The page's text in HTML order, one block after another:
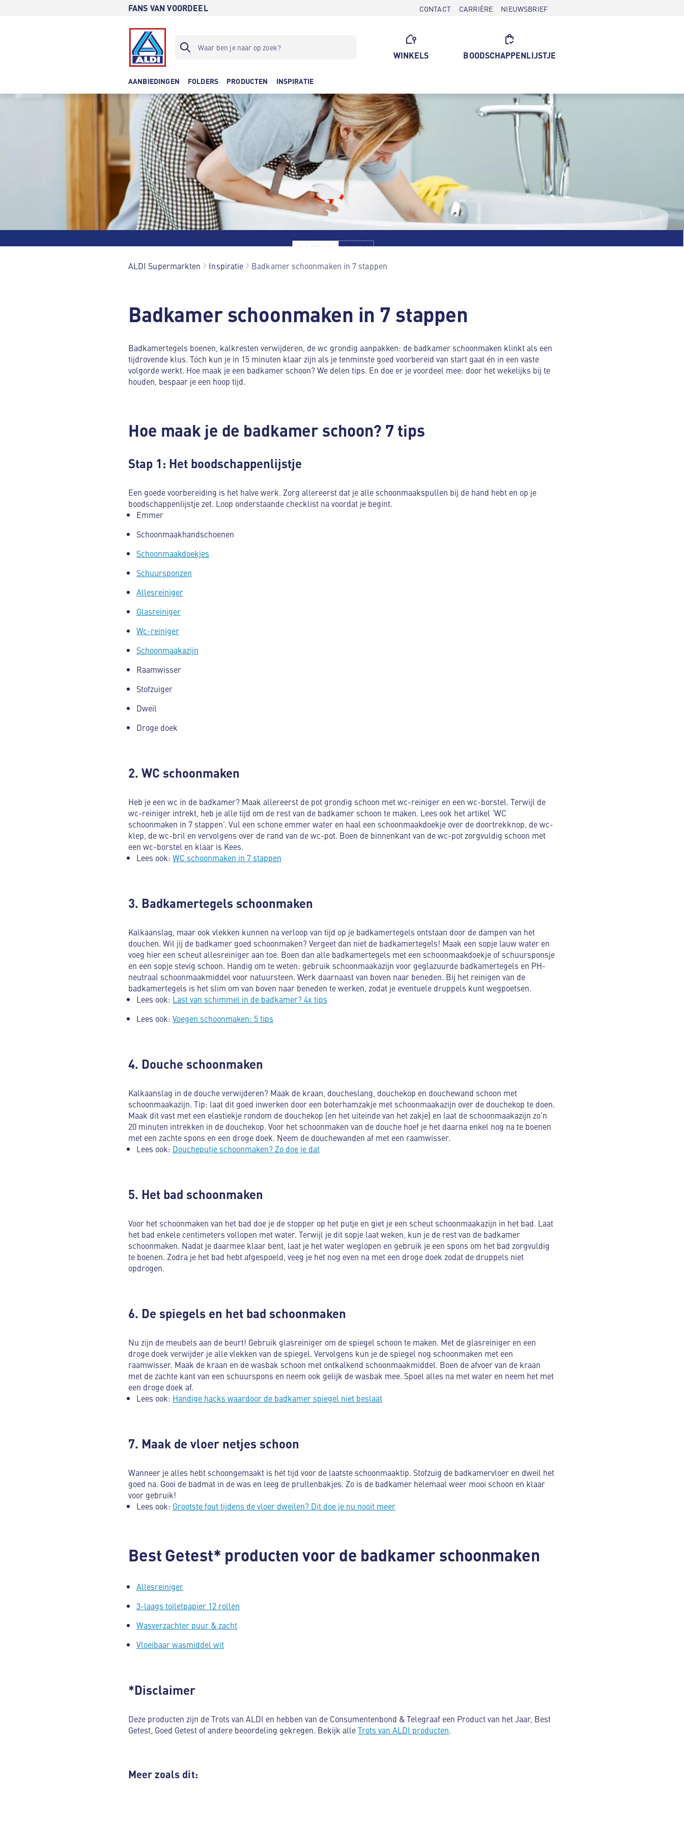
FANS VAN VOORDEEL CONTACT CARRIÈRE NIEUWSBRIEF
WINKELS BOODSCHAPPENLIJSTJE
AANBIEDINGEN FOLDERS PRODUCTEN INSPIRATIE
ALDI Supermarkten Inspiratie Badkamer schoonmaken in 7 stappen
Badkamer schoonmaken in 7 stappen
Badkamertegels boenen, kalkresten verwijderen, de wc grondig aanpakken: de badkamer schoonmaken klinkt als een
tijdrovende klus. Tóch kun je in 15 minuten klaar zijn als je tenminste goed voorbereid van start gaat én in een vaste
volgorde werkt. Hoe maak je een badkamer schoon? We delen tips. En doe er je voordeel mee: door het wekelijks bij te
houden, bespaar je een hoop tijd.
Hoe maak je de badkamer schoon? 7 tips
Stap 1: Het boodschappenlijstje
Een goede voorbereiding is het halve werk. Zorg allereerst dat je alle schoonmaakspullen bij de hand hebt en op je
boodschappenlijstje zet. Loop onderstaande checklist na voordat je begint.
Emmer
Schoonmaakhandschoenen
Schoonmaakdoekjes
Schuursponzen
Allesreiniger
Glasreiniger
Wc-reiniger
Schoonmaakazijn
Raamwisser
Stofzuiger
Dweil
Droge doek
2. WC schoonmaken
Heb je een wc in de badkamer? Maak allereerst de pot grondig schoon met wc-reiniger en een wc-borstel. Terwijl de
wc-reiniger intrekt, heb je alle tijd om de rest van de badkamer schoon te maken. Lees ook het artikel ‘WC
schoonmaken in 7 stappen’. Vul een schone emmer water en haal een schoonmaakdoekje over de doortrekknop, de wc-
klep, de wc-bril en vervolgens over de rand van de wc-pot. Boen de binnenkant van de wc-pot zorgvuldig schoon met
een wc-borstel en klaar is Kees.
Lees ook: WC schoonmaken in 7 stappen
3. Badkamertegels schoonmaken
Kalkaanslag, maar ook vlekken kunnen na verloop van tijd op je badkamertegels ontstaan door de dampen van het
douchen. Wil jij de badkamer goed schoonmaken? Vergeet dan niet de badkamertegels! Maak een sopje lauw water en
voeg hier een scheut allesreiniger aan toe. Boen dan alle badkamertegels met een schoonmaakdoekje of schuursponsje
en een sopje stevig schoon. Handig om te weten: gebruik schoonmaakazijn voor geglazuurde badkamertegels en PH-
neutraal schoonmaakmiddel voor natuursteen. Werk daarnaast van boven naar beneden. Bij het reinigen van de
badkamertegels is het slim om van boven naar beneden te werken, zodat je eventuele druppels kunt wegpoetsen.
Lees ook: Last van schimmel in de badkamer? 4x tips
Lees ook: Voegen schoonmaken: 5 tips
4. Douche schoonmaken
Kalkaanslag in de douche verwijderen? Maak de kraan, doucheslang, douchekop en douchewand schoon met
schoonmaakazijn. Tip: laat dit goed inwerken door een boterhamzakje met schoonmaakazijn over de douchekop te doen.
Maak dit vast met een elastiekje rondom de douchekop (en het uiteinde van het zakje) en laat de schoonmaakazijn zo’n
20 minuten intrekken in de douchekop. Voor het schoonmaken van de douche hoef je het daarna enkel nog na te boenen
met een zachte spons en een droge doek. Neem de douchewanden af met een raamwisser.
Lees ook: Doucheputje schoonmaken? Zo doe je dat
5. Het bad schoonmaken
Voor het schoonmaken van het bad doe je de stopper op het putje en giet je een scheut schoonmaakazijn in het bad. Laat
het bad enkele centimeters vollopen met water. Terwijl je dit sopje laat weken, kun je de rest van de badkamer
schoonmaken. Nadat je daarmee klaar bent, laat je het water weglopen en gebruik je een spons om het bad zorgvuldig
te boenen. Zodra je het bad hebt afgespoeld, veeg je het nog even na met een droge doek zodat de druppels niet
opdrogen.
6. De spiegels en het bad schoonmaken
Nu zijn de meubels aan de beurt! Gebruik glasreiniger om de spiegel schoon te maken. Met de glasreiniger en een
droge doek verwijder je alle vlekken van de spiegel. Vervolgens kun je de spiegel nog schoonmaken met een
raamwisser. Maak de kraan en de wasbak schoon met ontkalkend schoonmaakmiddel. Boen de afvoer van de kraan
met de zachte kant van een schuurspons en neem ook gelijk de wasbak mee. Spoel alles na met water en neem het met
een droge doek af.
Lees ook: Handige hacks waardoor de badkamer spiegel niet beslaat
7. Maak de vloer netjes schoon
Wanneer je alles hebt schoongemaakt is het tijd voor de laatste schoonmaaktip. Stofzuig de badkamervloer en dweil het
goed na. Gooi de badmat in de was en leeg de prullenbakjes. Zo is de badkamer helemaal weer mooi schoon en klaar
voor gebruik!
Lees ook: Grootste fout tijdens de vloer dweilen? Dit doe je nu nooit meer
Best Getest* producten voor de badkamer schoonmaken
Allesreiniger
3-laags toiletpapier 12 rollen
Wasverzachter puur & zacht
Vloeibaar wasmiddel wit
*Disclaimer
Deze producten zijn de Trots van ALDI en hebben van de Consumentenbond & Telegraaf een Product van het Jaar, Best
Getest, Goed Getest of andere beoordeling gekregen. Bekijk alleTrots van ALDI producten.
Meer zoals dit: